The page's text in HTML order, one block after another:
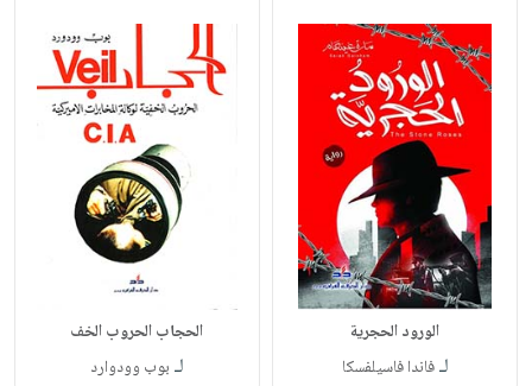
الورود الحجرية
لـفاندا فاسيلفسكا
الحجاب الحروب الخف
لـ بوب وودوارد